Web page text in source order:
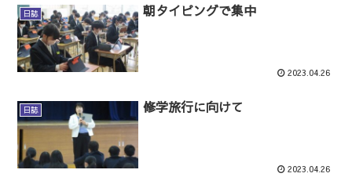
日誌 朝タイピングで集中
2023.04.26
日誌 修学旅行に向けて
2023.04.26